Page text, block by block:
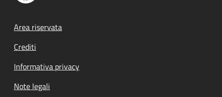
Footer menu
Area riservata
Crediti
Informativa privacy
Note legali